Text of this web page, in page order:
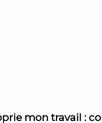
mon travail :